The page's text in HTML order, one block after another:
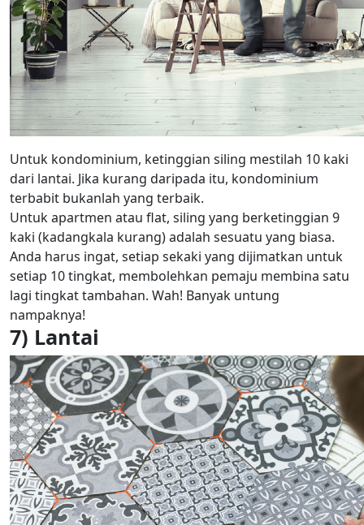
Untuk kondominium, ketinggian siling mestilah 10 kaki
dari lantai. Jika kurang daripada itu, kondominium
terbabit bukanlah yang terbaik.
Untuk apartmen atau flat, siling yang berketinggian 9
kaki (kadangkala kurang) adalah sesuatu yang biasa.
Anda harus ingat, setiap sekaki yang dijimatkan untuk
setiap 10 tingkat, membolehkan pemaju membina satu
lagi tingkat tambahan. Wah! Banyak untung
nampaknya!
7) Lantai